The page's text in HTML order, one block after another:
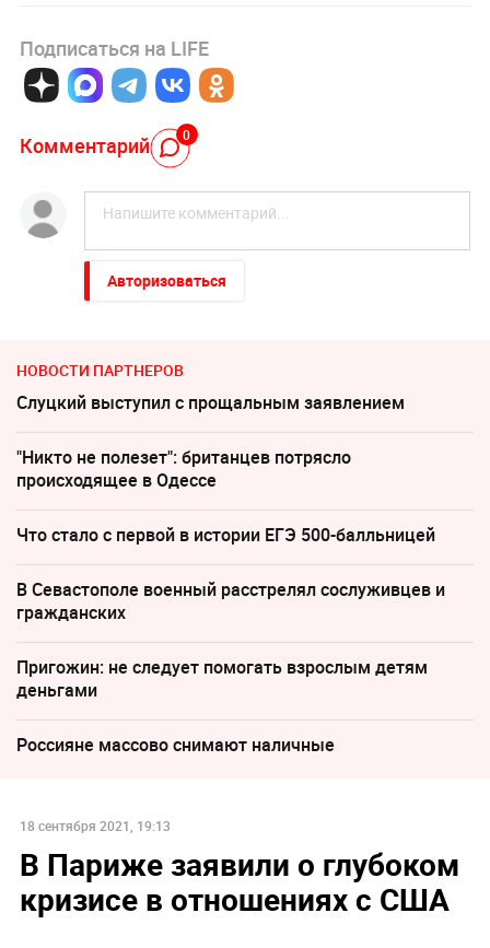
Подписаться на LIFE
Комментарий 0
Авторизоваться
НОВОСТИ ПАРТНЕРОВ
Слуцкий выступил с прощальным заявлением
"Никто не полезет": британцев потрясло
происходящее в Одессе
Что стало с первой в истории ЕГЭ 500-балльницей
В Севастополе военный расстрелял сослуживцев и
гражданских
Пригожин: не следует помогать взрослым детям
деньгами
Россияне массово снимают наличные
18 сентября 2021, 19:13
В Париже заявили о глубоком
кризисе в отношениях с США